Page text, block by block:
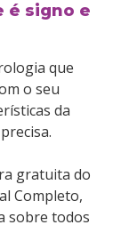
é signo e
que
o seu
da
gratuita do
Completo,
sobre todos